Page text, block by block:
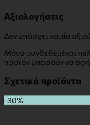
Αξιολογήσεις
Δεν υπάρχει καμία
Μόνο συνδεδεμένοι
προϊόν μπορούν να
Σχετικά προϊόντα
-30%